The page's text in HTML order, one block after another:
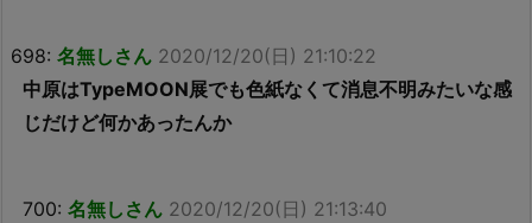
698: 名無しさん 2020/12/20(日) 21:10:22
中原はTypeMOON展でも色紙なくて消息不明みたいな感
じだけど何かあったんか
700: 名無しさん 2020/12/20(日) 21:13:40